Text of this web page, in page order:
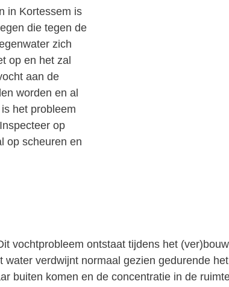
in Kortessem is
die tegen de
zich
op en het zal
aan de
worden en al
het probleem
op
op scheuren en
vochtprobleem ontstaat tijdens het
verdwijnt normaal gezien gedurende
buiten komen en de concentratie in de